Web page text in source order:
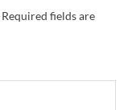
Required fields are